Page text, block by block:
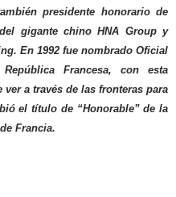
presidente honorario de
gigante chino HNA Group y
En 1992 fue nombrado Oficial
Francesa, con esta
a través de las fronteras para
el título de “Honorable” de la
Francia.